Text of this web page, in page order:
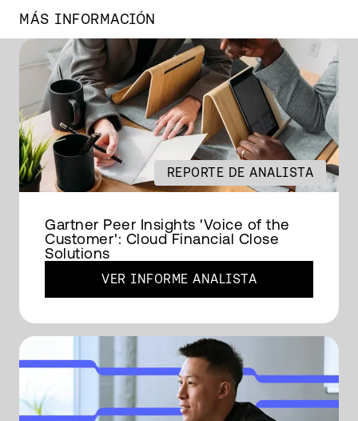
MÁS INFORMACIÓN
REPORTE DE ANALISTA
Gartner Peer Insights 'Voice of the
Customer': Cloud Financial Close
Solutions
VER INFORME ANALISTA